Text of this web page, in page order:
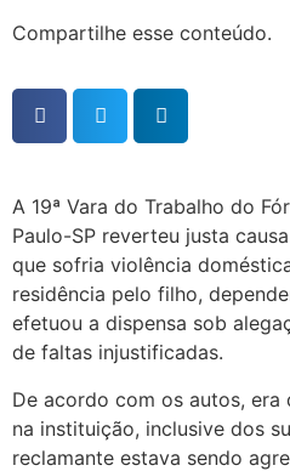
Compartilhe esse conteúdo.
A 19ª Vara do Trabalho do
Paulo-SP reverteu justa
que sofria violência
residência pelo filho,
efetuou a dispensa sob
de faltas injustificadas.
De acordo com os autos, era
na instituição, inclusive dos
reclamante estava sendo